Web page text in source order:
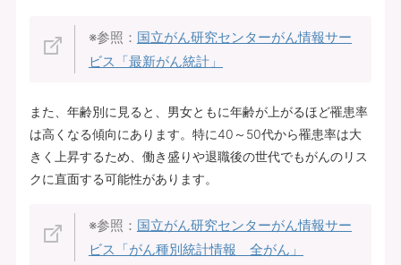
※参照： 国立がん研究センターがん情報サー
ビス「最新がん統計」
また、年齢別に見ると、男女ともに年齢が上がるほど罹患率
は高くなる傾向にあります。特に40～50代から罹患率は大
きく上昇するため、働き盛りや退職後の世代でもがんのリス
クに直面する可能性があります。
※参照： 国立がん研究センターがん情報サー
ビス「がん種別統計情報 全がん」